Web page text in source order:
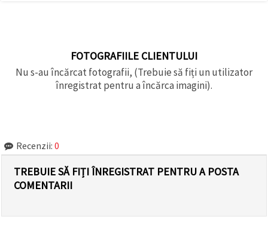
FOTOGRAFIILE CLIENTULUI
Nu s-au încărcat fotografii, (Trebuie să fiți un utilizator
înregistrat pentru a încărca imagini).
Recenzii: 0
TREBUIE SĂ FIȚI ÎNREGISTRAT PENTRU A POSTA
COMENTARII